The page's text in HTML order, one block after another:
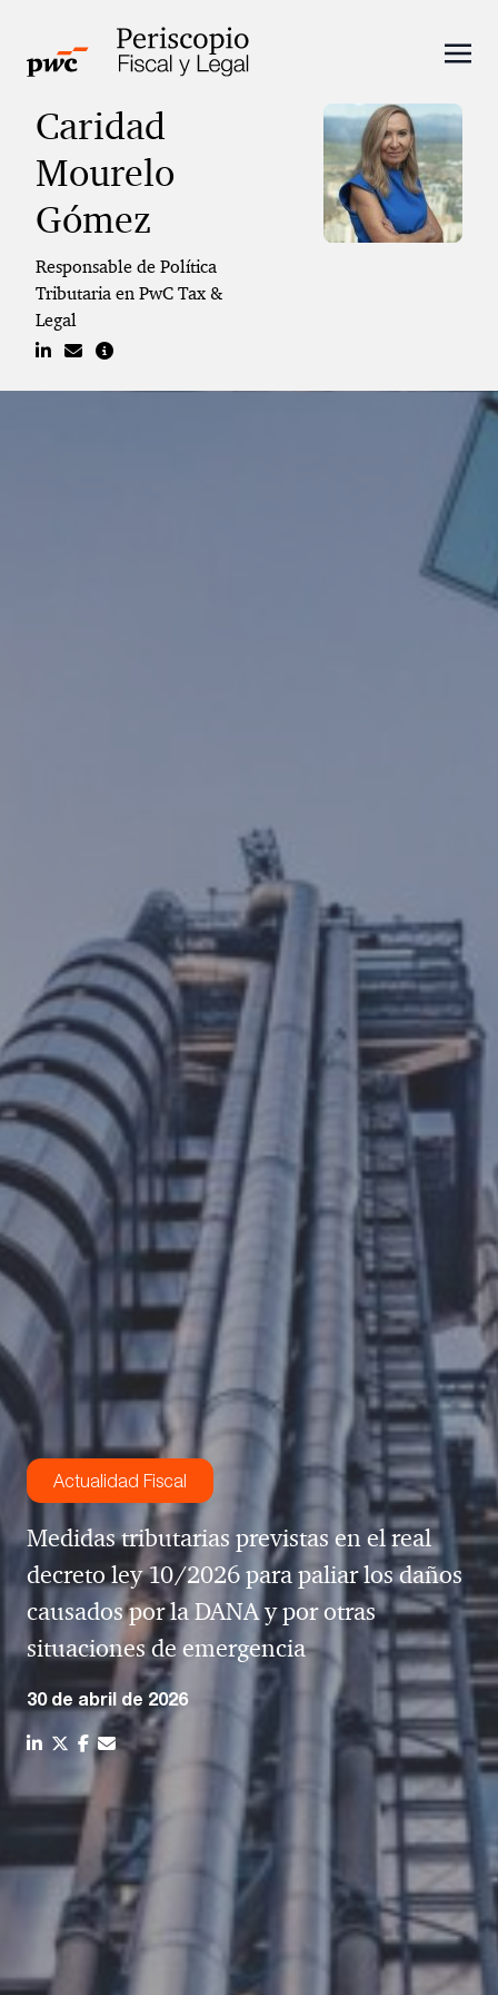
Caridad
Mourelo
Gómez
Responsable de Política
Tributaria en PwC Tax &
Legal
Actualidad Fiscal
Medidas tributarias previstas en el real
decreto ley 10/2026 para paliar los daños
causados por la DANA y por otras
situaciones de emergencia
30 de abril de 2026